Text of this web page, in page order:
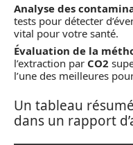
Analyse des
tests pour détecter
vital pour votre santé.
Évaluation de la
l’extraction par CO2
l’une des meilleures
Un tableau
dans un rapport